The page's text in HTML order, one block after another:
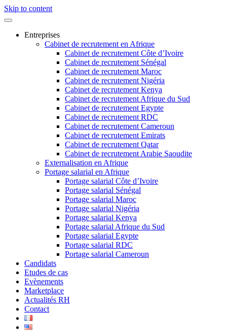
Skip to content
Entreprises
Cabinet de recrutement en Afrique
Cabinet de recrutement Côte d’Ivoire
Cabinet de recrutement Sénégal
Cabinet de recrutement Maroc
Cabinet de recrutement Nigéria
Cabinet de recrutement Kenya
Cabinet de recrutement Afrique du Sud
Cabinet de recrutement Egypte
Cabinet de recrutement RDC
Cabinet de recrutement Cameroun
Cabinet de recrutement Emirats
Cabinet de recrutement Qatar
Cabinet de recrutement Arabie Saoudite
Externalisation en Afrique
Portage salarial en Afrique
Portage salarial Côte d’Ivoire
Portage salarial Sénégal
Portage salarial Maroc
Portage salarial Nigéria
Portage salarial Kenya
Portage salarial Afrique du Sud
Portage salarial Egypte
Portage salarial RDC
Portage salarial Cameroun
Candidats
Etudes de cas
Evènements
Marketplace
Actualités RH
Contact